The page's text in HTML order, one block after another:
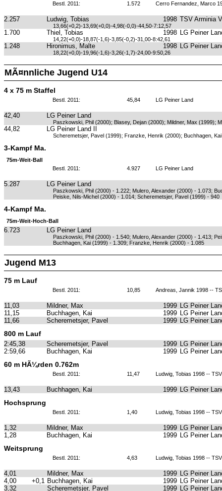
Bestl. 2011:
1.572 Cerro Fernandez, Marco
2.257 Ludwig, Tobias 1998 TSV Arminia
13,66(+0,2)-13,69(+0,0)-4,98(-0,0)-44,50-7:12,57
1.700 Thiel, Tobias 1998 LG Peiner
14,22(+0,0)-18,87(-1,6)-3,85(-0,2)-31,00-8:42,61
1.248 Hironimus, Malte 1998 LG Peiner
18,22(+0,0)-19,96(-1,6)-3,26(-1,7)-24,00-9:50,26
MÃ¤nnliche Jugend U14
4 x 75 m Staffel
Bestl. 2011: 45,84 LG Peiner Land
42,40 LG Peiner Land
Paszkowski, Phil (2000); Blasey, Dejan (2000); Mildner, Max (1999);
44,82 LG Peiner Land II
Scheremetsjer, Pavel (1999); Franzke, Henrik (2000); Buchhagen,
3-Kampf Ma.
75m-Weit-Ball
Bestl. 2011:
4.927 LG Peiner Land
5.287 LG Peiner Land
Paszkowski, Phil (2000) - 1.222; Mulero, Alexander (2000) - 1.073;
Peiske, Nils-Michel (2000) - 1.014; Scheremetsjer, Pavel (1999) - 940
4-Kampf Ma.
75m-Weit-Hoch-Ball
6.723 LG Peiner Land
Paszkowski, Phil (2000) - 1.540; Mulero, Alexander (2000) - 1.413;
Buchhagen, Kai (1999) - 1.309; Franzke, Henrik (2000) - 1.085
Jugend M13
75 m Lauf
Bestl. 2011: 10,85 Andreas, Jannik 1998 --
11,03 Mildner, Max 1999 LG Peiner
11,15
Buchhagen, Kai 1999 LG Peiner
11,66
Scheremetsjer, Pavel 1999 LG Peiner
800 m Lauf
2:45,38 Scheremetsjer, Pavel 1999 LG Peiner
2:59,66
Buchhagen, Kai 1999 LG Peiner
60 m HÃ¼rden 0.762m
Bestl. 2011: 11,47 Ludwig, Tobias 1998 --
13,43 Buchhagen, Kai 1999 LG Peiner
Hochsprung
Bestl. 2011: 1,40 Ludwig, Tobias 1998 --
1,32 Mildner, Max 1999 LG Peiner
1,28
Buchhagen, Kai 1999 LG Peiner
Weitsprung
Bestl. 2011: 4,63 Ludwig, Tobias 1998 --
4,01 Mildner, Max 1999 LG Peiner
4,00
+0,1 Buchhagen, Kai 1999 LG Peiner
3,32
Scheremetsjer, Pavel 1999 LG Peiner